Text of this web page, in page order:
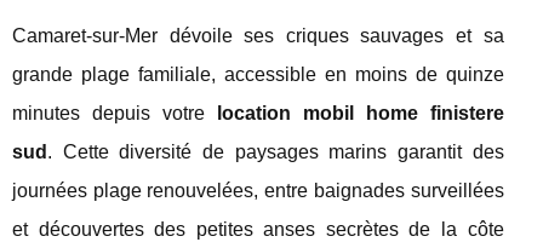
Camaret-sur-Mer dévoile ses criques sauvages et sa
grande plage familiale, accessible en moins de quinze
minutes depuis votre
location mobil home finistere
sud . Cette diversité de paysages marins garantit des
journées plage renouvelées, entre baignades surveillées
et découvertes des petites anses secrètes de la côte